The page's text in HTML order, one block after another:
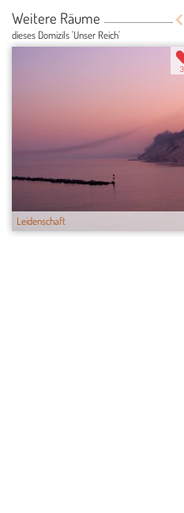
Weitere Räume
dieses Domizils 'Unser Reich'
Leidenschaft